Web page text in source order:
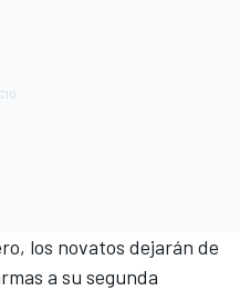
los novatos dejarán de
a su segunda